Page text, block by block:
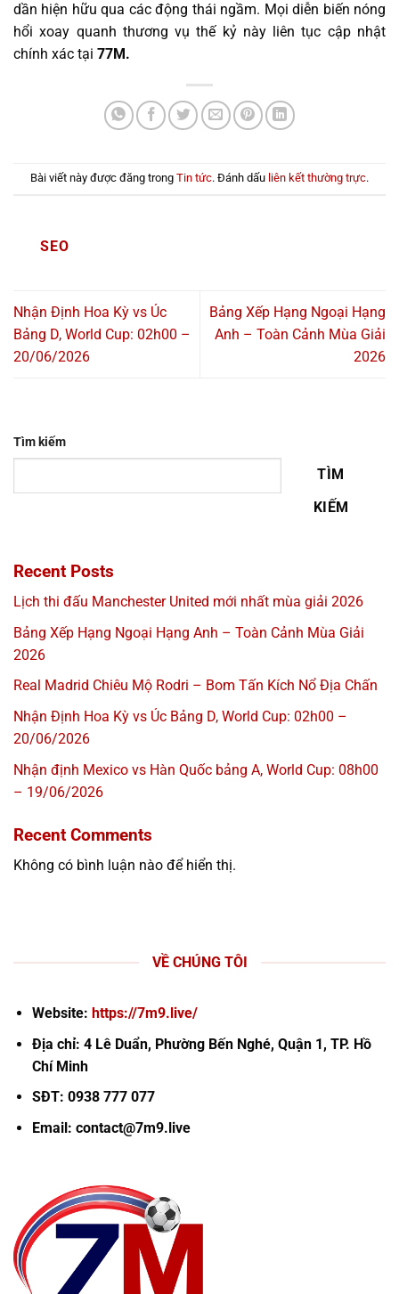
dần hiện hữu qua các động thái ngầm. Mọi diễn biến nóng
hổi xoay quanh thương vụ thế kỷ này liên tục cập nhật
chính xác tại 77M.
Bài viết này được đăng trong Tin tức. Đánh dấu liên kết thường trực.
SEO
Nhận Định Hoa Kỳ vs Úc
Bảng D, World Cup: 02h00 –
20/06/2026
Bảng Xếp Hạng Ngoại Hạng
Anh – Toàn Cảnh Mùa Giải
2026
Tìm kiếm
TÌM
KIẾM
Recent Posts
Lịch thi đấu Manchester United mới nhất mùa giải 2026
Bảng Xếp Hạng Ngoại Hạng Anh – Toàn Cảnh Mùa Giải
2026
Real Madrid Chiêu Mộ Rodri – Bom Tấn Kích Nổ Địa Chấn
Nhận Định Hoa Kỳ vs Úc Bảng D, World Cup: 02h00 –
20/06/2026
Nhận định Mexico vs Hàn Quốc bảng A, World Cup: 08h00
– 19/06/2026
Recent Comments
Không có bình luận nào để hiển thị.
VỀ CHÚNG TÔI
Website: https://7m9.live/
Địa chỉ: 4 Lê Duẩn, Phường Bến Nghé, Quận 1, TP. Hồ
Chí Minh
SĐT: 0938 777 077
Email: contact@7m9.live